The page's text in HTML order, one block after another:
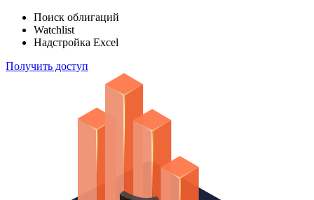
Поиск облигаций
Watchlist
Надстройка Excel
Получить доступ